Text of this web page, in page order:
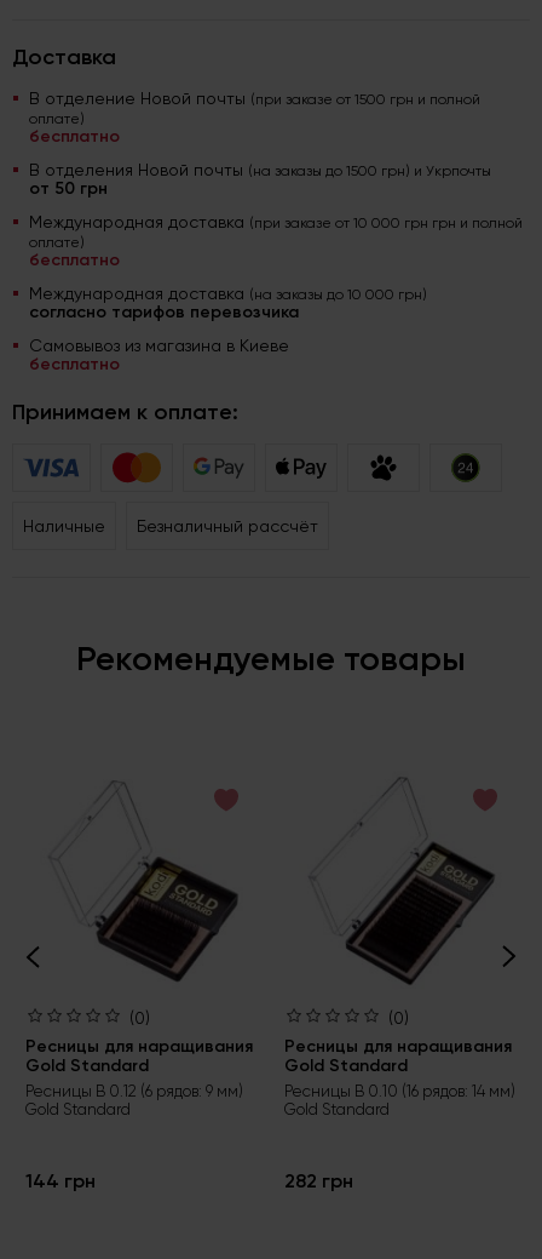
Доставка
В отделение Новой почты (при заказе от 1500 грн и полной
оплате)
бесплатно
В отделения Новой почты (на заказы до 1500 грн) и Укрпочты
от 50 грн
Международная доставка (при заказе от 10 000 грн грн и полной
оплате)
бесплатно
Международная доставка (на заказы до 10 000 грн)
согласно тарифов перевозчика
Самовывоз из магазина в Киеве
бесплатно
Принимаем к оплате:
Наличные Безналичный рассчёт
Рекомендуемые товары
(0)
Ресницы для наращивания
Gold Standard
Ресницы B 0.12 (6 рядов: 9 мм)
Gold Standard
144 грн
(0)
Ресницы для наращивания
Gold Standard
Ресницы B 0.10 (16 рядов: 14 мм)
Gold Standard
282 грн